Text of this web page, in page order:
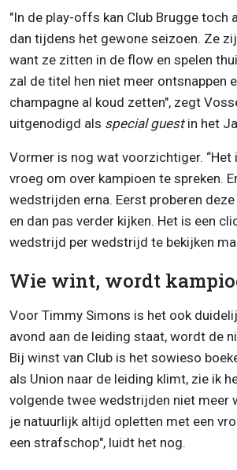
"In de play-offs kan Club Brugge toch
dan tijdens het gewone seizoen. Ze
want ze zitten in de flow en spelen
zal de titel hen niet meer ontsnappen
champagne al koud zetten", zegt
uitgenodigd als special guest in het
Vormer is nog wat voorzichtiger. “Het
vroeg om over kampioen te spreken.
wedstrijden erna. Eerst proberen
en dan pas verder kijken. Het is een
wedstrijd per wedstrijd te bekijken
Wie wint, wordt
Voor Timmy Simons is het ook
avond aan de leiding staat, wordt de
Bij winst van Club is het sowieso
als Union naar de leiding klimt, zie ik
volgende twee wedstrijden niet meer
je natuurlijk altijd opletten met een
een strafschop", luidt het nog.